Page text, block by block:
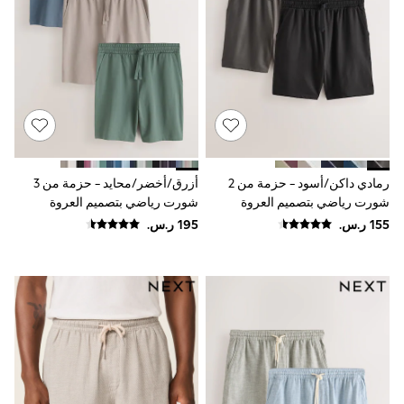
Sets & Outfits
Linen Collection
Swimwear & Beachwear
Tops & T-Shirts
Sandals & Sliders
Jumpsuits & Playsuits
Sun Hats & Caps
Sunglasses
Women's Holiday Shop
Women's Travel Styles
Dresses
Occasionwear
Cover Ups & Kaftans
Jumpsuits & Playsuits
Beachwear
Skirts
Trousers
Sunglasses
رمادي داكن/أسود - حزمة من 2
شورت رياضي بتصميم العروة
الحلقية
أزرق/أخضر/محايد - حزمة من 3
شورت رياضي بتصميم العروة
الحلقية